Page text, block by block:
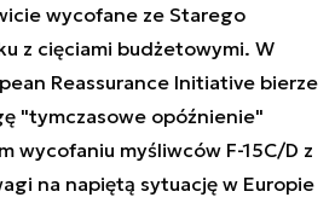
wycofane ze Starego
z cięciami budżetowymi. W
Reassurance Initiative bierze
"tymczasowe opóźnienie"
wycofaniu myśliwców F-15C/D z
na napiętą sytuację w Europie